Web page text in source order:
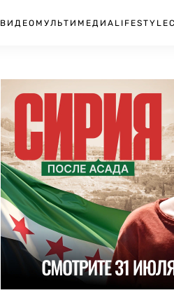
ВИДЕО МУЛЬТИМЕДИА LIFESTYLE